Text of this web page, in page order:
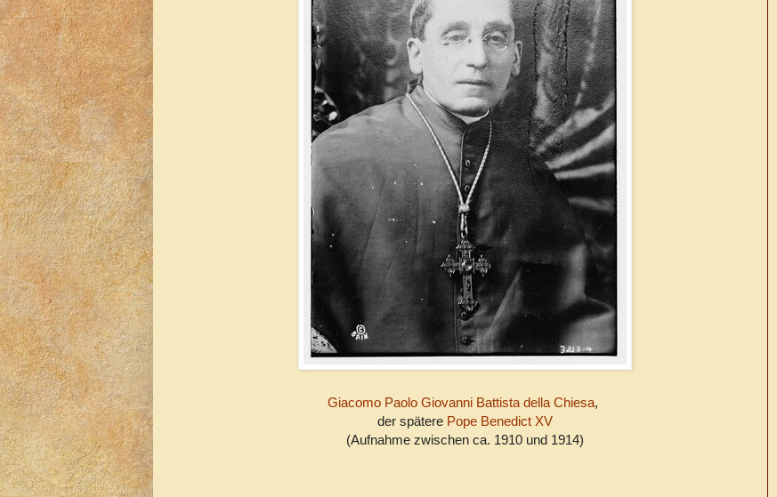
Giacomo Paolo Giovanni Battista della Chiesa,
der spätere Pope Benedict XV
(Aufnahme zwischen ca. 1910 und 1914)